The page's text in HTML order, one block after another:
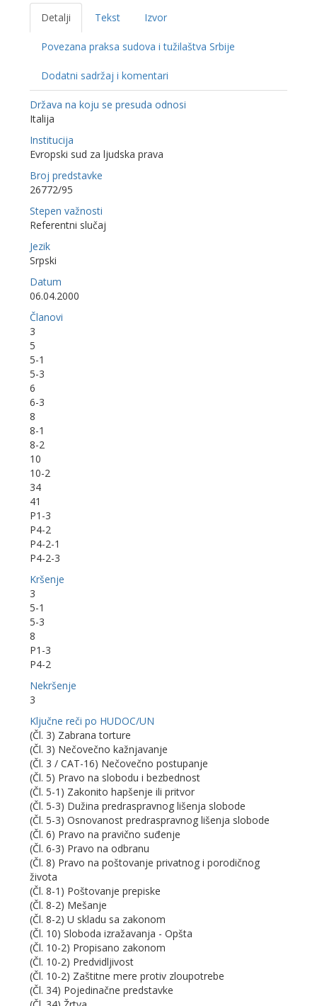
Detalji Tekst Izvor
Povezana praksa sudova i tužilaštva Srbije
Dodatni sadržaj i komentari
Država na koju se presuda odnosi
Italija
Institucija
Evropski sud za ljudska prava
Broj predstavke
26772/95
Stepen važnosti
Referentni slučaj
Jezik
Srpski
Datum
06.04.2000
Članovi
3
5
5-1
5-3
6
6-3
8
8-1
8-2
10
10-2
34
41
P1-3
P4-2
P4-2-1
P4-2-3
Kršenje
3
5-1
5-3
8
P1-3
P4-2
Nekršenje
3
Ključne reči po HUDOC/UN
(Čl. 3) Zabrana torture
(Čl. 3) Nečovečno kažnjavanje
(Čl. 3 / CAT-16) Nečovečno postupanje
(Čl. 5) Pravo na slobodu i bezbednost
(Čl. 5-1) Zakonito hapšenje ili pritvor
(Čl. 5-3) Dužina predraspravnog lišenja slobode
(Čl. 5-3) Osnovanost predraspravnog lišenja slobode
(Čl. 6) Pravo na pravično suđenje
(Čl. 6-3) Pravo na odbranu
(Čl. 8) Pravo na poštovanje privatnog i porodičnog
života
(Čl. 8-1) Poštovanje prepiske
(Čl. 8-2) Mešanje
(Čl. 8-2) U skladu sa zakonom
(Čl. 10) Sloboda izražavanja - Opšta
(Čl. 10-2) Propisano zakonom
(Čl. 10-2) Predvidljivost
(Čl. 10-2) Zaštitne mere protiv zloupotrebe
(Čl. 34) Pojedinačne predstavke